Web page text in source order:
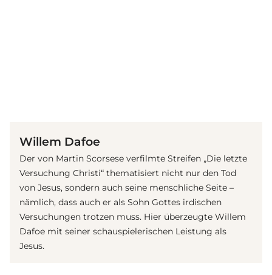
Willem Dafoe
Der von Martin Scorsese verfilmte Streifen „Die letzte
Versuchung Christi“ thematisiert nicht nur den Tod
von Jesus, sondern auch seine menschliche Seite –
nämlich, dass auch er als Sohn Gottes irdischen
Versuchungen trotzen muss. Hier überzeugte Willem
Dafoe mit seiner schauspielerischen Leistung als
Jesus.